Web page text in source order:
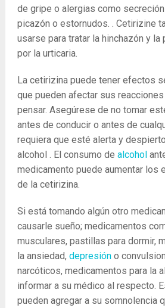
de gripe o alergias como
picazón o estornudos. . Cetirizine
usarse para tratar la hinchazón y la
por la urticaria.
La cetirizina puede tener efectos
que pueden afectar sus
pensar. Asegúrese de no tomar
antes de conducir o antes de
requiera que esté alerta y
alcohol . El consumo de alcohol
medicamento puede aumentar los
de la cetirizina.
Si está tomando algún otro
causarle sueño; medicamentos
musculares, pastillas para dormir,
la ansiedad, depresión o
narcóticos, medicamentos para la
informar a su médico al respecto.
pueden agregar a su somnolencia